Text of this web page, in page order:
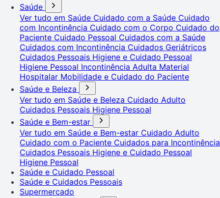
Saúde
Ver tudo em Saúde Cuidado com a Saúde Cuidado
com Incontinência Cuidado com o Corpo Cuidado do
Paciente Cuidado Pessoal Cuidados com a Saúde
Cuidados com Incontinência Cuidados Geriátricos
Cuidados Pessoais Higiene e Cuidado Pessoal
Higiene Pessoal Incontinência Adulta Material
Hospitalar Mobilidade e Cuidado do Paciente
Saúde e Beleza
Ver tudo em Saúde e Beleza Cuidado Adulto
Cuidados Pessoais Higiene Pessoal
Saúde e Bem-estar
Ver tudo em Saúde e Bem-estar Cuidado Adulto
Cuidado com o Paciente Cuidados para Incontinência
Cuidados Pessoais Higiene e Cuidado Pessoal
Higiene Pessoal
Saúde e Cuidado Pessoal
Saúde e Cuidados Pessoais
Supermercado